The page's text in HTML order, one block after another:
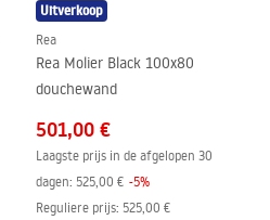
Uitverkoop
Rea
Rea Molier Black 100x80
douchewand
501,00 €
Laagste prijs in de afgelopen 30
dagen: 525,00 € -5%
Reguliere prijs: 525,00 €